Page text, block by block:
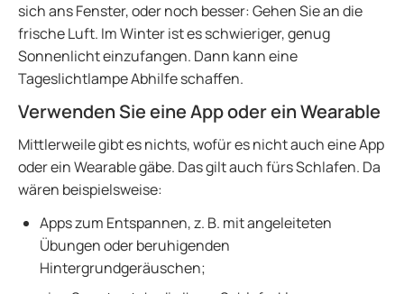
sich ans Fenster, oder noch besser: Gehen Sie an die
frische Luft. Im Winter ist es schwieriger, genug
Sonnenlicht einzufangen. Dann kann eine
Tageslichtlampe Abhilfe schaffen.
Verwenden Sie eine App oder ein Wearable
Mittlerweile gibt es nichts, wofür es nicht auch eine App
oder ein Wearable gäbe. Das gilt auch fürs Schlafen. Da
wären beispielsweise:
Apps zum Entspannen, z. B. mit angeleiteten
Übungen oder beruhigenden
Hintergrundgeräuschen;